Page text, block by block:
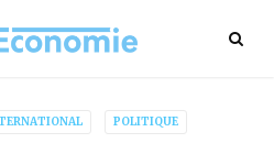
POLITIQUE